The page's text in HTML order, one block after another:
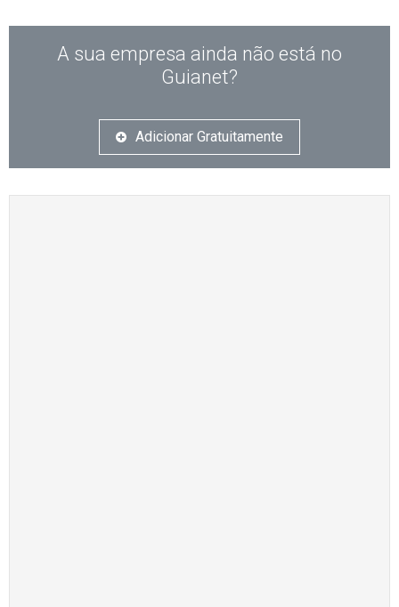
A sua empresa ainda não está no
Guianet?
Adicionar Gratuitamente